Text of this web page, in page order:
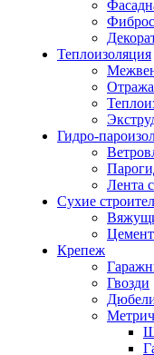
Теплоизоляция
Гидро-
Лента
Сухие
Цемент
Крепеж
Гвозди